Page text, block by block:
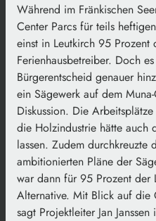
Während im Fränkischen
Center Parcs für teils
einst in Leutkirch 95
Ferienhausbetreiber. Doch
Bürgerentscheid genauer
ein Sägewerk auf dem
Diskussion. Die
die Holzindustrie hätte auch
lassen. Zudem
ambitionierten Pläne der
war dann für 95 Prozent der
Alternative. Mit Blick auf die
sagt Projektleiter Jan